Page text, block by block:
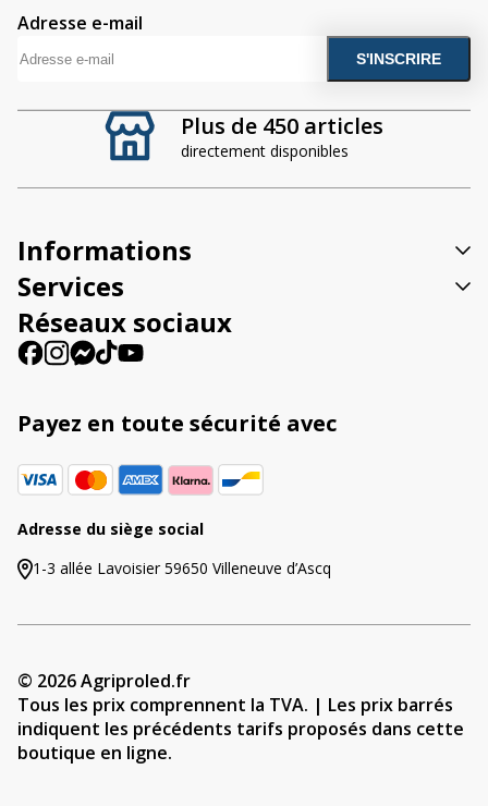
Plus de 450 articles
directement disponibles
Adresse e-mail
A
t
v
e
Informations
Services
Réseaux sociaux
Payez en toute sécurité avec
Adresse du siège social
1-3 allée Lavoisier 59650 Villeneuve d’Ascq
© 2026 Agriproled.fr
Tous les prix comprennent la TVA. | Les prix barrés
indiquent les précédents tarifs proposés dans cette
boutique en ligne.